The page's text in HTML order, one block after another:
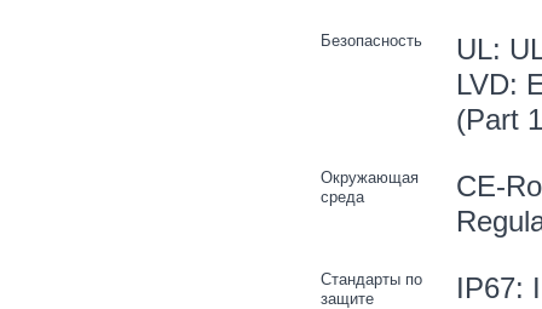
Безопасность
UL:
LVD:
(Part
Окружающая
среда
CE-
Стандарты по
защите
IP67: